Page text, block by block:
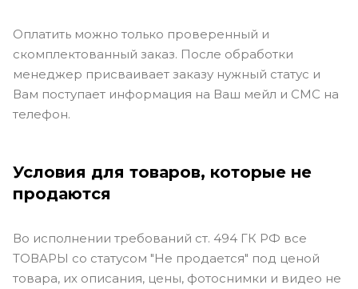
Оплатить можно только проверенный и
скомплектованный заказ. После обработки
менеджер присваивает заказу нужный статус и
Вам поступает информация на Ваш мейл и СМС на
телефон.
Условия для товаров, которые не
продаются
Во исполнении требований ст. 494 ГК РФ все
ТОВАРЫ со статусом "Не продается" под ценой
товара, их описания, цены, фотоснимки и видео не